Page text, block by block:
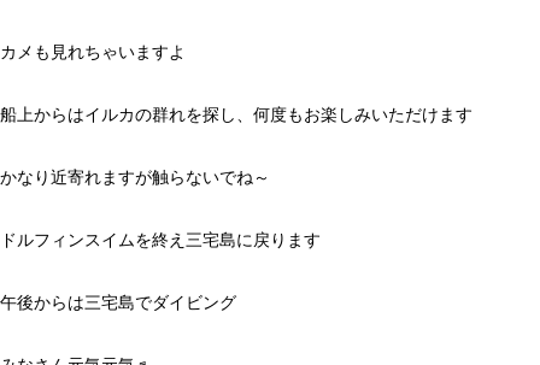
カメも見れちゃいますよ
船上からはイルカの群れを探し、何度もお楽しみいただけます
かなり近寄れますが触らないでね～
ドルフィンスイムを終え三宅島に戻ります
午後からは三宅島でダイビング